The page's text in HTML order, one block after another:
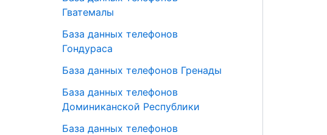
Гватемалы
База данных телефонов
Гондураса
База данных телефонов Гренады
База данных телефонов
Доминиканской Республики
База данных телефонов